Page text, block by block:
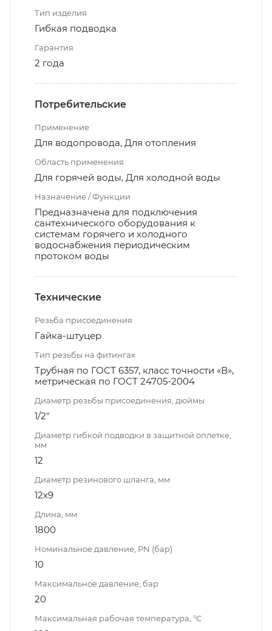
Тип изделия
Гибкая подводка
Гарантия
2 года
Потребительские
Применение
Для водопровода, Для отопления
Область применения
Для горячей воды, Для холодной воды
Назначение / Функции
Предназначена для подключения
сантехнического оборудования к
системам горячего и холодного
водоснабжения периодическим
протоком воды
Технические
Резьба присоединения
Гайка-штуцер
Тип резьбы на фитингах
Трубная по ГОСТ 6357, класс точности «В»,
метрическая по ГОСТ 24705-2004
Диаметр резьбы присоединения, дюймы
1/2"
Диаметр гибкой подводки в защитной оплетке,
мм
12
Диаметр резинового шланга, мм
12х9
Длина, мм
1800
Номинальное давление, PN (бар)
10
Максимальное давление, бар
20
Максимальная рабочая температура, °С